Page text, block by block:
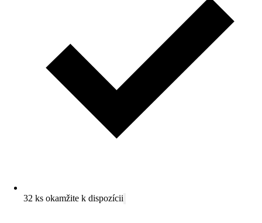
32 ks okamžite k dispozícii